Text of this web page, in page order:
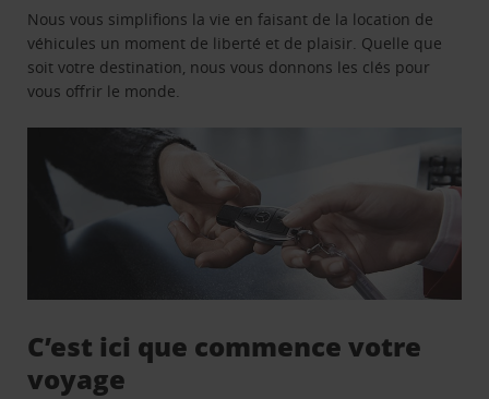
Nous vous simplifions la vie en faisant de la location de
véhicules un moment de liberté et de plaisir. Quelle que
soit votre destination, nous vous donnons les clés pour
vous offrir le monde.
C’est ici que commence votre
voyage